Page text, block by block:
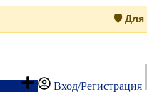
🛡️ Для
Вход/Регистрация